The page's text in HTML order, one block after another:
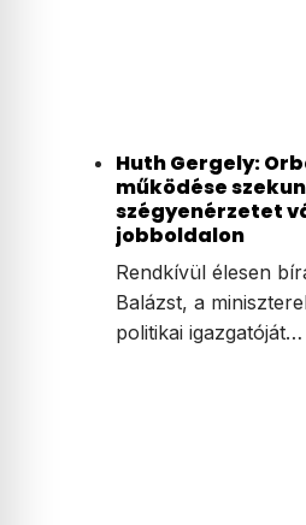
Huth Gergely:
működése
szégyenérzetet
jobboldalon
Rendkívül élesen
Balázst, a
politikai igazgatóját…